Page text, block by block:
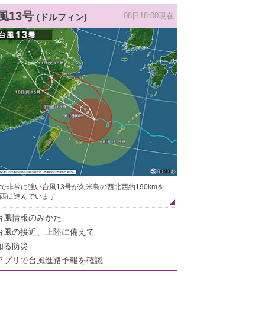
13号 (ドルフィン) 08日18:00現在
非常に強い台風13号が久米島の西北西約190kmを
に進んでいます
風情報のみかた
風の接近、上陸に備えて
る防災
プリで台風進路予報を確認